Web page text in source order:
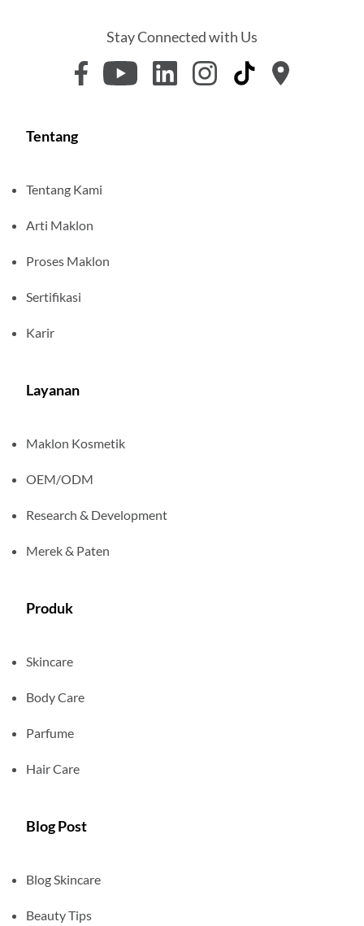
Stay Connected with Us
Tentang
Tentang Kami
Arti Maklon
Proses Maklon
Sertifikasi
Karir
Layanan
Maklon Kosmetik
OEM/ODM
Research & Development
Merek & Paten
Produk
Skincare
Body Care
Parfume
Hair Care
Blog Post
Blog Skincare
Beauty Tips